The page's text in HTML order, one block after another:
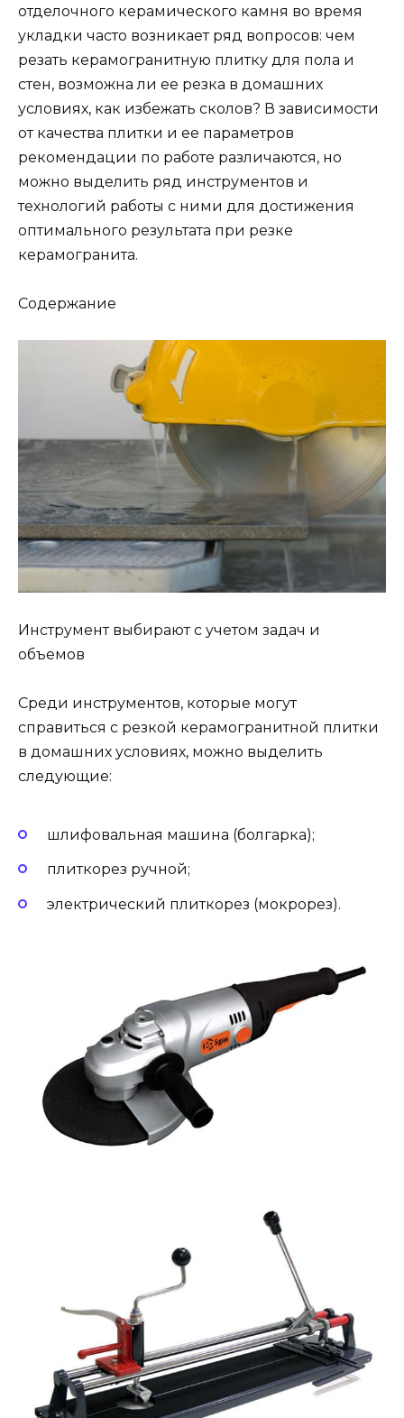
отделочного керамического камня во время
укладки часто возникает ряд вопросов: чем
резать керамогранитную плитку для пола и
стен, возможна ли ее резка в домашних
условиях, как избежать сколов? В зависимости
от качества плитки и ее параметров
рекомендации по работе различаются, но
можно выделить ряд инструментов и
технологий работы с ними для достижения
оптимального результата при резке
керамогранита.
Содержание
Инструмент выбирают с учетом задач и
объемов
Среди инструментов, которые могут
справиться с резкой керамогранитной плитки
в домашних условиях, можно выделить
следующие:
шлифовальная машина (болгарка);
плиткорез ручной;
электрический плиткорез (мокрорез).